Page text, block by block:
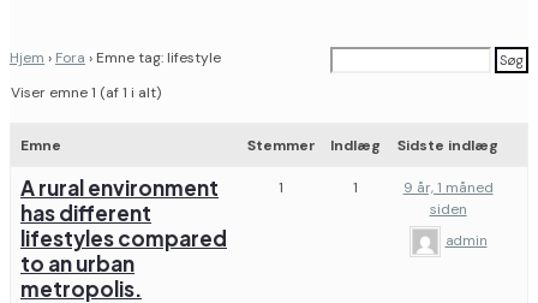
Hjem › Fora › Emne tag: lifestyle
Viser emne 1 (af 1 i alt)
Emne Stemmer Indlæg Sidste indlæg
A rural environment
has different
lifestyles compared
to an urban
metropolis.
1 1
9 år, 1 måned
siden
admin